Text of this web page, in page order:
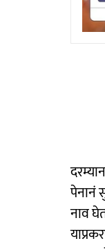
पेनानं
नाव